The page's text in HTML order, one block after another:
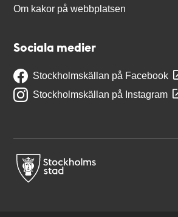
Om kakor på webbplatsen
Sociala medier
Stockholmskällan på Facebook
Stockholmskällan på Instagram